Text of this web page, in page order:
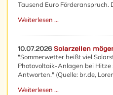
Tausend Euro Förderanspruch.
Weiterlesen …
10.07.2026 Solarzellen
"Sommerwetter heißt viel
Photovoltaik-Anlagen bei
Antworten." (Quelle: br.de,
Weiterlesen …